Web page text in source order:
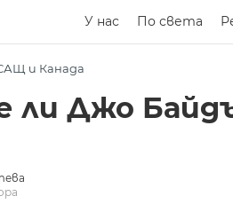
У нас По света
и Канада
ли Джо